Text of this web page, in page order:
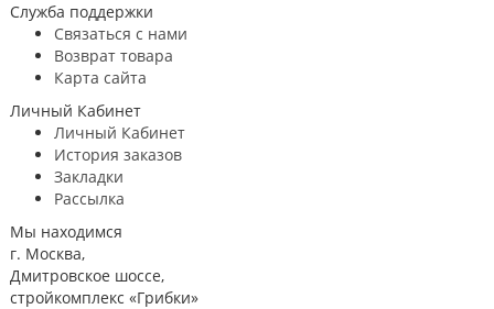
Служба поддержки
Связаться с нами
Возврат товара
Карта сайта
Личный Кабинет
Личный Кабинет
История заказов
Закладки
Рассылка
Мы находимся
г. Москва,
Дмитровское шоссе,
стройкомплекс «Грибки»